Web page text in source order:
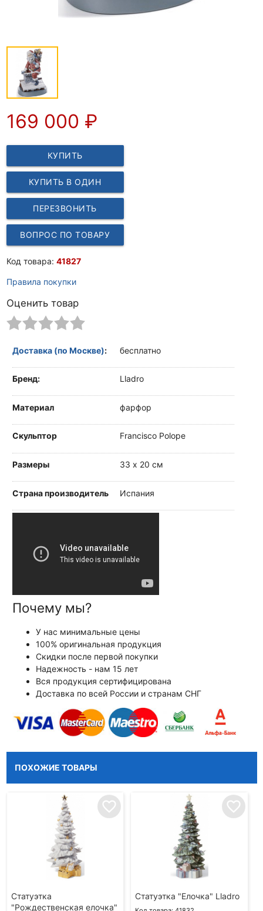
169 000 ₽
КУПИТЬ
КУПИТЬ В ОДИН
КЛИК
ПЕРЕЗВОНИТЬ
ВОПРОС ПО ТОВАРУ
Код товара: 41827
Правила покупки
Оценить товар
Доставка (по Москве): бесплатно
Бренд: Lladro
Материал фарфор
Скульптор Francisco Polope
Размеры 33 х 20 см
Страна производитель Испания
Почему мы?
У нас минимальные цены
100% оригинальная продукция
Скидки после первой покупки
Надежность - нам 15 лет
Вся продукция сертифицирована
Доставка по всей России и странам СНГ
ПОХОЖИЕ ТОВАРЫ
favorite_border
Статуэтка
"Рождественская елочка"
favorite_border
Статуэтка "Елочка" Lladro